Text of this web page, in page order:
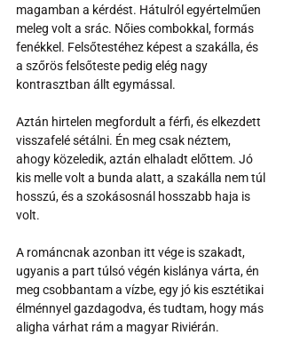
magamban a kérdést. Hátulról egyértelműen
meleg volt a srác. Nőies combokkal, formás
fenékkel. Felsőtestéhez képest a szakálla, és
a szőrös felsőteste pedig elég nagy
kontrasztban állt egymással.
Aztán hirtelen megfordult a férfi, és elkezdett
visszafelé sétálni. Én meg csak néztem,
ahogy közeledik, aztán elhaladt előttem. Jó
kis melle volt a bunda alatt, a szakálla nem túl
hosszú, és a szokásosnál hosszabb haja is
volt.
A románcnak azonban itt vége is szakadt,
ugyanis a part túlsó végén kislánya várta, én
meg csobbantam a vízbe, egy jó kis esztétikai
élménnyel gazdagodva, és tudtam, hogy más
aligha várhat rám a magyar Riviérán.